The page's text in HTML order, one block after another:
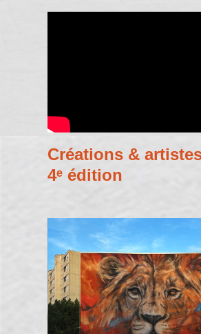
Créations &
4ᵉ édition